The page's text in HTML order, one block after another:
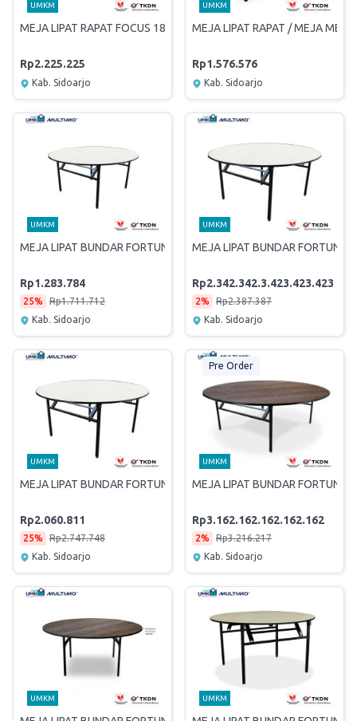
UMKM
MEJA LIPAT RAPAT FOCUS 180+TUTUP PLAT
Rp2.225.225
Kab. Sidoarjo
UMKM
MEJA LIPAT RAPAT / MEJA
Rp1.576.576
Kab. Sidoarjo
UMKM
MEJA LIPAT BUNDAR FORTUNE 120 PADDED
Rp1.283.784
25%
Rp1.711.712
Kab. Sidoarjo
UMKM
MEJA LIPAT BUNDAR FORTUNE
Rp2.342.342.3.423.423.423
2%
Rp2.387.387
Kab. Sidoarjo
UMKM
MEJA LIPAT BUNDAR FORTUNE 180 PADDED
Rp2.060.811
25%
Rp2.747.748
Kab. Sidoarjo
Pre Order
UMKM
MEJA LIPAT BUNDAR FORTUNE
Rp3.162.162.162.162.162
2%
Rp3.216.217
Kab. Sidoarjo
UMKM UMKM